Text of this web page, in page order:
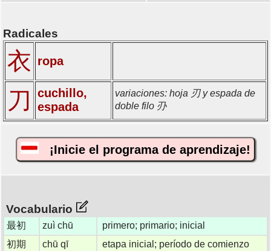
Radicales
衣 ropa
刀
cuchillo,
espada
variaciones: hoja 刃 y espada de
doble filo 刅
¡Inicie el programa de aprendizaje!
Vocabulario
最初 zuì chū
primero; primario; inicial
初期
chū qī
etapa inicial; período de comienzo